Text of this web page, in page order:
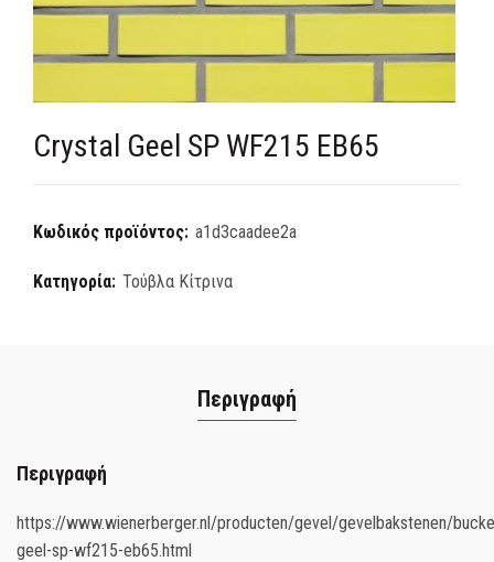
Crystal Geel SP WF215 EB65
Κωδικός προϊόντος: a1d3caadee2a
Κατηγορία: Τούβλα Κίτρινα
Περιγραφή
Περιγραφή
https://www.wienerberger.nl/producten/gevel/gevelbakstenen/
geel-sp-wf215-eb65.html